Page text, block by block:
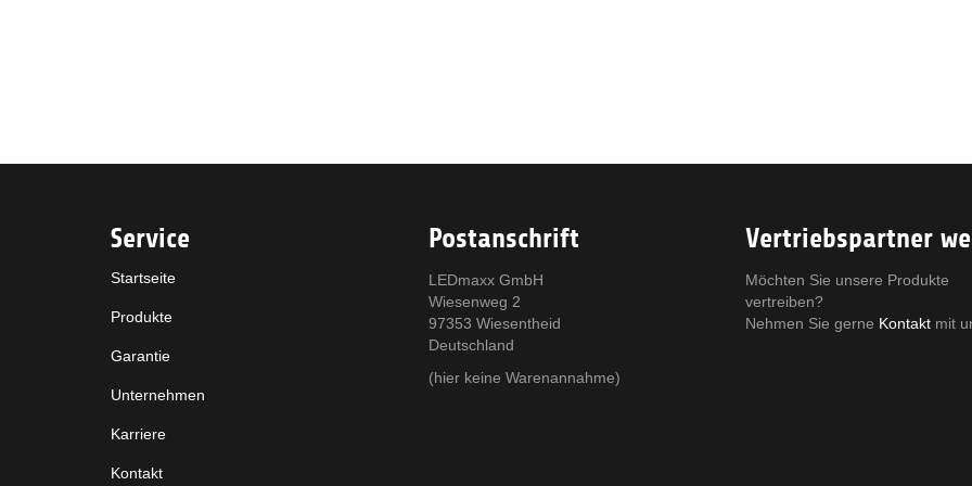
Service
Startseite
Produkte
Garantie
Unternehmen
Karriere
Kontakt
Postanschrift
LEDmaxx GmbH
Wiesenweg 2
97353 Wiesentheid
Deutschland
(hier keine Warenannahme)
Vertriebspartner
Möchten Sie unsere Produkte
vertreiben?
Nehmen Sie gerne Kontakt mit